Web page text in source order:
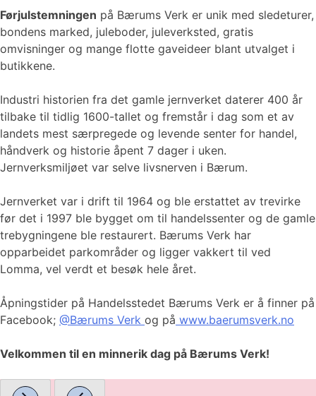
Førjulstemningen på Bærums Verk er unik med sledeturer,
bondens marked, juleboder, juleverksted, gratis
omvisninger og mange flotte gaveideer blant utvalget i
butikkene.
Industri historien fra det gamle jernverket daterer 400 år
tilbake til tidlig 1600-tallet og fremstår i dag som et av
landets mest særpregede og levende senter for handel,
håndverk og historie åpent 7 dager i uken.
Jernverksmiljøet var selve livsnerven i Bærum.
Jernverket var i drift til 1964 og ble erstattet av trevirke
før det i 1997 ble bygget om til handelssenter og de gamle
trebygningene ble restaurert. Bærums Verk har
opparbeidet parkområder og ligger vakkert til ved
Lomma, vel verdt et besøk hele året.
Åpningstider på Handelsstedet Bærums Verk er å finner på
Facebook; @Bærums Verk og på www.baerumsverk.no
Velkommen til en minnerik dag på Bærums Verk!